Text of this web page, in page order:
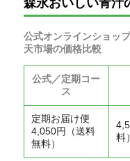
公式オンラインショッ
天市場の価格比較
公式／定期コー
ス
定期お届け便
4,050円（送料
無料）
料）